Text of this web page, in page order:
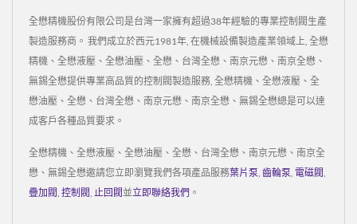
全懋精機股份有限公司是台灣一家擁有超過38年經驗的專業控制閥生產
製造服務商。 我們成立於西元1981年, 在機械設備製造產業領域上, 全懋
精機、全懋液壓、全懋油壓、全懋、台灣全懋、南京元懋、南京全懋、
無錫全懋提供專業高品質的控制閥製造服務, 全懋精機、全懋液壓、全
懋油壓、全懋、台灣全懋、南京元懋、南京全懋、無錫全懋總是可以達
成客戶各種品質要求。
全懋精機、全懋液壓、全懋油壓、全懋、台灣全懋、南京元懋、南京全
懋、無錫全懋邀請您立即瀏覽我們各項產品服務葉片泵 齒輪泵 電磁閥
疊加閥 控制閥 止回閥 並立即聯絡我們 。